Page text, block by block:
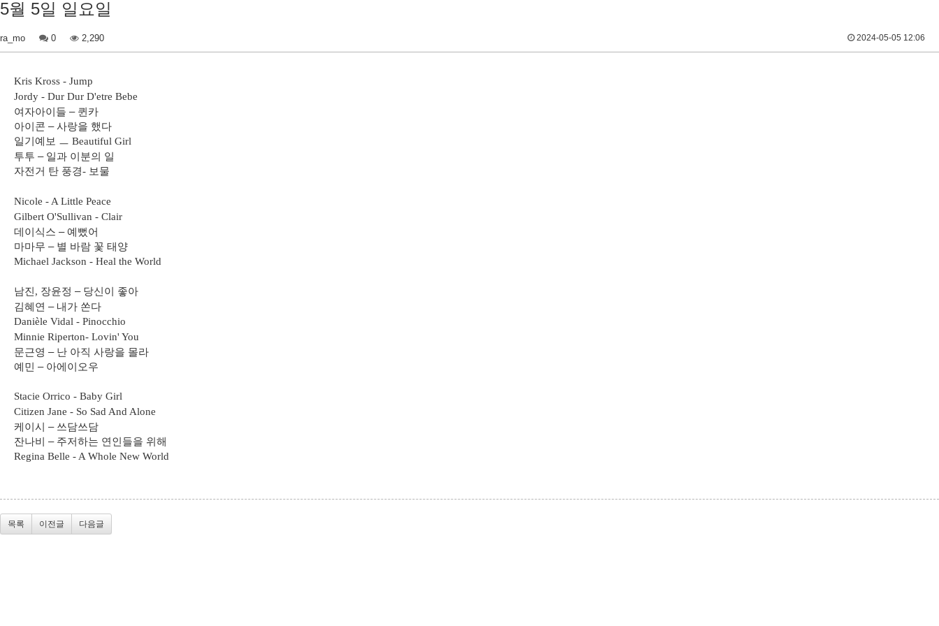
5월 5일 일요일
ra_mo 0 2,290 2024-05-05 12:06
Kris Kross - Jump
Jordy - Dur Dur D'etre Bebe
여자아이들 – 퀸카
아이콘 –사랑을 했다
일기예보 ㅡ Beautiful Girl
투투 – 일과 이분의 일
자전거 탄 풍경- 보물
Nicole - A Little Peace
Gilbert O'Sullivan - Clair
데이식스 – 예뻤어
마마무 – 별 바람 꽃 태양
Michael Jackson - Heal the World
남진, 장윤정 – 당신이 좋아
김혜연 – 내가 쏜다
Danièle Vidal - Pinocchio
Minnie Riperton- Lovin' You
문근영 – 난 아직 사랑을 몰라
예민 – 아에이오우
Stacie Orrico - Baby Girl
Citizen Jane - So Sad And Alone
케이시 – 쓰담쓰담
잔나비 – 주저하는 연인들을 위해
Regina Belle - A Whole New World
목록 이전글 다음글